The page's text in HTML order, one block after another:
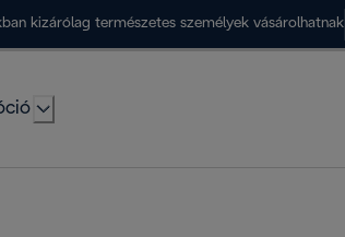
kizárólag természetes személyek vásárolhatnak